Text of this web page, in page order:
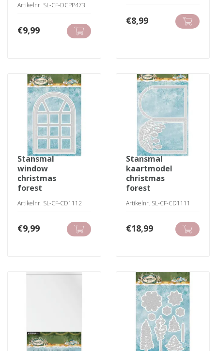
Artikelnr. SL-CF-DCPP473
€9,99
€8,99
stansmal
window
christmas
forest
Artikelnr. SL-CF-CD1112
€9,99
stansmal
kaartmodel
christmas
forest
Artikelnr. SL-CF-CD1111
€18,99